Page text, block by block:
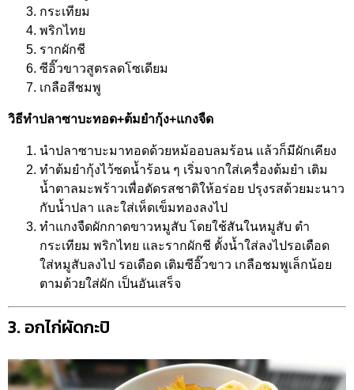
กระเทียม
พริกไทย
รากผักชี
ซีอิ๊วขาวสูตรลดโซเดียม
เกลือสีชมพู
วิธีทำปลาซาบะทอด+ต้มยำกุ้ง+แกงจืด
นำปลาซาบะมาทอดด้วยหม้ออบลมร้อน แล้วก็มีผักเคียง
ทำต้มยำกุ้งไว้ซดน้ำร้อน ๆ เริ่มจากใส่เครื่องต้มยำ เติม
น้ำตาลมะพร้าวเพื่อตัดรสชาติให้อร่อย ปรุงรสด้วยมะนาว
กับน้ำปลา และใส่เห็ดเข็มทองลงไป
ทำแกงจืดผักกาดขาวหมูสับ โดยใช้สันในหมูสับ ตำ
กระเทียม พริกไทย และรากผักชี ตั้งน้ำใส่ลงไปรอเดือด
ใส่หมูสับลงไป รอเดือด เติมซีอิ๊วขาว เกลือชมพูเล็กน้อย
ตามด้วยใส่ผัก เป็นอันเสร็จ
3. อกไก่ผัดกะปิ